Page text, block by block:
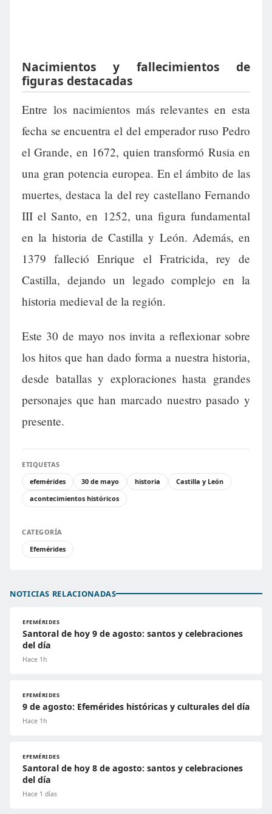
Nacimientos y fallecimientos de
figuras destacadas
Entre los nacimientos más relevantes en esta
fecha se encuentra el del emperador ruso Pedro
el Grande, en 1672, quien transformó Rusia en
una gran potencia europea. En el ámbito de las
muertes, destaca la del rey castellano Fernando
III el Santo, en 1252, una figura fundamental
en la historia de Castilla y León. Además, en
1379 falleció Enrique el Fratricida, rey de
Castilla, dejando un legado complejo en la
historia medieval de la región.
Este 30 de mayo nos invita a reflexionar sobre
los hitos que han dado forma a nuestra historia,
desde batallas y exploraciones hasta grandes
personajes que han marcado nuestro pasado y
presente.
ETIQUETAS
efemérides
30 de mayo historia
Castilla y León
acontecimientos históricos
CATEGORÍA
Efemérides
NOTICIAS RELACIONADAS
EFEMÉRIDES
Santoral de hoy 9 de agosto: santos y celebraciones
del día
Hace 1h
EFEMÉRIDES
9 de agosto: Efemérides históricas y culturales del día
Hace 1h
EFEMÉRIDES
Santoral de hoy 8 de agosto: santos y celebraciones
del día
Hace 1 días